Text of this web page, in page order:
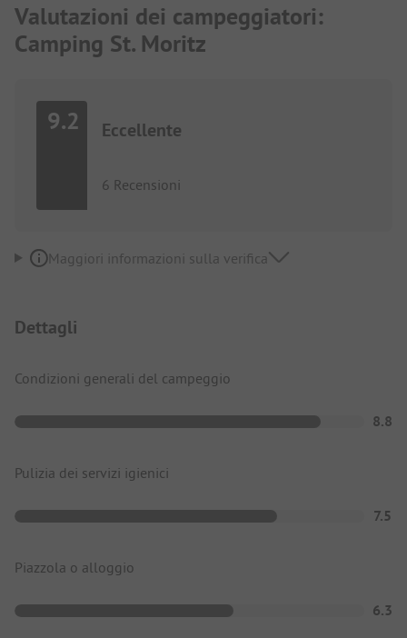
Valutazioni dei campeggiatori:
Camping St. Moritz
9.2 Eccellente
6 Recensioni
Maggiori informazioni sulla verifica
Dettagli
Condizioni generali del campeggio
8.8
Pulizia dei servizi igienici
7.5
Piazzola o alloggio
6.3